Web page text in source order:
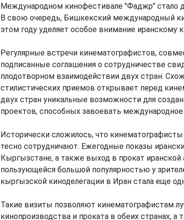
Международном кинофестивале "Фаджр" стало
В свою очередь, Бишкекский международный
этом году уделяет особое внимание иранскому
Регулярные встречи кинематографистов,
подписанные соглашения о сотрудничестве
плодотворном взаимодействии двух стран.
стилистических приемов открывает перед
двух стран уникальные возможности для
проектов, способных завоевать международное
Исторически сложилось, что
тесно сотрудничают. Ежегодные показы
Кыргызстане, а также выход в прокат иранской
пользующейся большой популярностью у
кыргызской киноделегации в Иран стала еще
Такие визиты позволяют кинематографистам
кинопроизводства и проката в обеих странах, а